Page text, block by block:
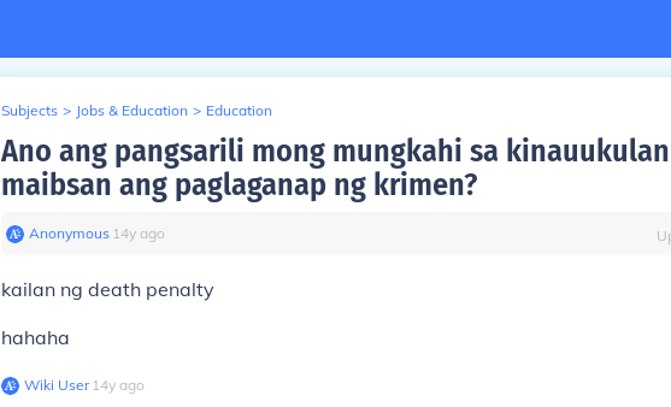
Subjects > Jobs & Education > Education
Ano ang pangsarili mong mungkahi sa
maibsan ang paglaganap ng krimen?
Anonymous∙ 14y ago
kailan ng death penalty
hahaha
Wiki User∙14y ago